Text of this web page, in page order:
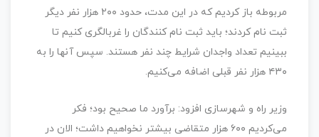
مربوطه باز کردیم که در این مدت، حدود ۲۰۰ هزار نفر دیگر
ثبت نام کردند؛ باید ثبت نام کنندگان را غربالگری کنیم تا
ببینیم تعداد واجدان شرایط چند نفر هستند. سپس آنها را به
۴۳۰ هزار نفر قبلی اضافه می‌کنیم.
وزیر راه و شهرسازی افزود: برآورد ما صحیح بود؛ فکر
می‌کردیم ۶۰۰ هزار متقاضی بیشتر نخواهیم داشت؛ الان در